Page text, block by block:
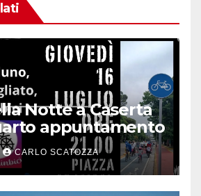
Notte a Caserta
appuntamento
CARLO SCATOZZA